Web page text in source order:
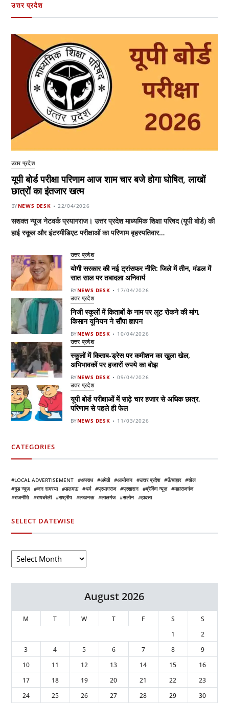
उत्तर प्रदेश
उत्तर प्रदेश
यूपी बोर्ड परीक्षा परिणाम आज शाम चार बजे होगा घोषित, लाखों
छात्रों का इंतजार खत्म
BYNEWS DESK 22/04/2026
सशक्त न्यूज नेटवर्क प्रयागराज। उत्तर प्रदेश माध्यमिक शिक्षा परिषद (यूपी बोर्ड) की
हाई स्कूल और इंटरमीडिएट परीक्षाओं का परिणाम बृहस्पतिवार…
उत्तर प्रदेश
योगी सरकार की नई ट्रांसफर नीति: जिले में तीन, मंडल में
सात साल पर तबादला अनिवार्य
BYNEWS DESK 17/04/2026
उत्तर प्रदेश
निजी स्कूलों में किताबों के नाम पर लूट रोकने की मांग,
किसान यूनियन ने सौंपा ज्ञापन
BYNEWS DESK 10/04/2026
उत्तर प्रदेश
स्कूलों में किताब-ड्रेस पर कमीशन का खुला खेल,
अभिभावकों पर हजारों रुपये का बोझ
BYNEWS DESK 09/04/2026
उत्तर प्रदेश
यूपी बोर्ड परीक्षाओं में साढ़े चार हजार से अधिक छात्र,
परिणाम से पहले ही फेल
BYNEWS DESK 11/03/2026
CATEGORIES
LOCAL ADVERTISEMENT अपराध अमेठी आयोजन उत्तर प्रदेश ऊँचाहार
खेल
गुड न्यूज़
जन समस्या डलमऊ धर्म प्रयागराज प्रशासन ब्रेकिंग न्यूज़
महाराजगंज
राजनीति
रायबरेली राष्ट्रीय लखनऊ लालगंज सलोन हादसा
SELECT DATEWISE
August 2026
M T W T F S
S
1
2
3
4 5 6 7 8
9
10
11 12 13 14 15
16
17
18 19 20 21 22
23
24
25 26 27 28 29 30